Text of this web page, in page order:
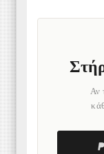
Αν